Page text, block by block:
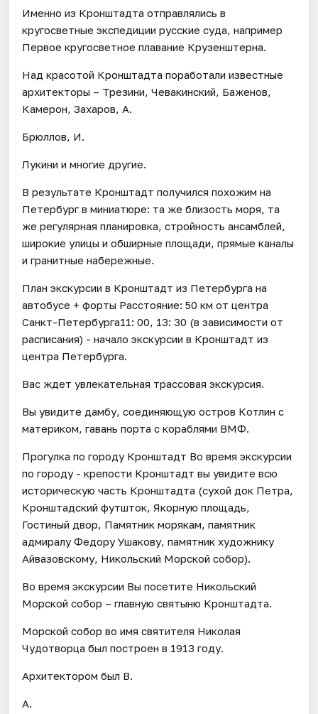
Именно из Кронштадта отправлялись в
кругосветные экспедиции русские суда, например
Первое кругосветное плавание Крузенштерна.
Над красотой Кронштадта поработали известные
архитекторы – Трезини, Чевакинский, Баженов,
Камерон, Захаров, А.
Брюллов, И.
Лукини и многие другие.
В результате Кронштадт получился похожим на
Петербург в миниатюре: та же близость моря, та
же регулярная планировка, стройность ансамблей,
широкие улицы и обширные площади, прямые каналы
и гранитные набережные.
План экскурсии в Кронштадт из Петербурга на
автобусе + форты Расстояние: 50 км от центра
Санкт-Петербурга11: 00, 13: 30 (в зависимости от
расписания) - начало экскурсии в Кронштадт из
центра Петербурга.
Вас ждет увлекательная трассовая экскурсия.
Вы увидите дамбу, соединяющую остров Котлин с
материком, гавань порта с кораблями ВМФ.
Прогулка по городу Кронштадт Во время экскурсии
по городу - крепости Кронштадт вы увидите всю
историческую часть Кронштадта (сухой док Петра,
Кронштадский футшток, Якорную площадь,
Гостиный двор, Памятник морякам, памятник
адмиралу Федору Ушакову, памятник художнику
Айвазовскому, Никольский Морской собор).
Во время экскурсии Вы посетите Никольский
Морской собор – главную святыню Кронштадта.
Морской собор во имя святителя Николая
Чудотворца был построен в 1913 году.
Архитектором был В.
А.